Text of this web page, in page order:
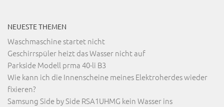
NEUESTE THEMEN
Waschmaschine startet nicht
Geschirrspüler heizt das Wasser nicht auf
Parkside Modell prma 40-li B3
Wie kann ich die Innenscheine meines Elektroherdes wieder
fixieren?
Samsung Side by Side RSA1UHMG kein Wasser ins